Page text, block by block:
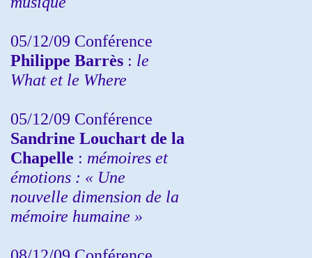
05/12/09 Conférence
Philippe Barrès : le
What et le Where
05/12/09 Conférence
Sandrine Louchart de la
Chapelle : mémoires et
émotions : « Une
nouvelle dimension de la
mémoire humaine »